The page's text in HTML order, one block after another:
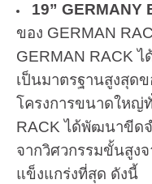
19” GERMANY
ของ GERMAN
GERMAN RACK
เป็นมาตรฐานสูงสุด
โครงการขนาดใหญ่
RACK ได้พัฒนาขีด
จากวิศวกรรมขั้นสูง
แข็งแกร่งที่สุด ดังนี้